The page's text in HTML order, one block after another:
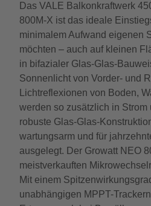
Das VALE Balkonkraftwerk
800M-X ist das ideale
minimalem Aufwand eigenen
möchten – auch auf kleinen
in bifazialer Glas-Glas-
Sonnenlicht von Vorder- und
Lichtreflexionen von Boden,
werden so zusätzlich in Strom
robuste Glas-Glas-
wartungsarm und für
ausgelegt. Der Growatt NEO
meistverkauften
Mit einem
unabhängigen MPPT-